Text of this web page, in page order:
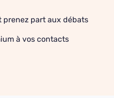
prenez part aux débats
à vos contacts